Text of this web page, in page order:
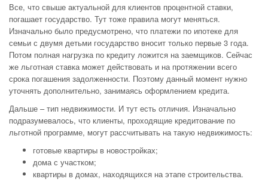
Все, что свыше актуальной для клиентов процентной ставки,
погашает государство. Тут тоже правила могут меняться.
Изначально было предусмотрено, что платежи по ипотеке для
семьи с двумя детьми государство вносит только первые 3 года.
Потом полная нагрузка по кредиту ложится на заемщиков. Сейчас
же льготная ставка может действовать и на протяжении всего
срока погашения задолженности. Поэтому данный момент нужно
уточнять дополнительно, занимаясь оформлением кредита.
Дальше – тип недвижимости. И тут есть отличия. Изначально
подразумевалось, что клиенты, проходящие кредитование по
льготной программе, могут рассчитывать на такую недвижимость:
готовые квартиры в новостройках;
дома с участком;
квартиры в домах, находящихся на этапе строительства.